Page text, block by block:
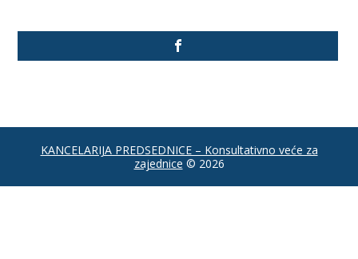
KANCELARIJA PREDSEDNICE – Konsultativno veće za
zajednice © 2026